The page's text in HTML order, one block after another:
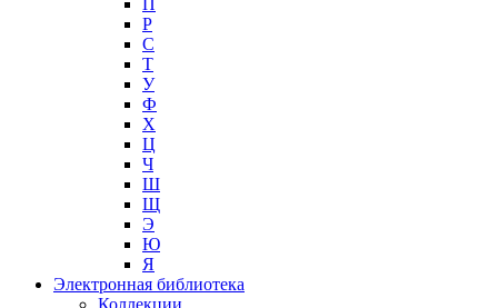
П
Р
С
Т
У
Ф
Х
Ц
Ч
Ш
Щ
Э
Ю
Я
Электронная библиотека
Коллекции